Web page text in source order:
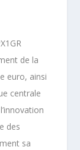
de la
euro, ainsi
centrale
des
sa